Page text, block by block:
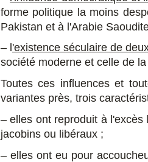
forme politique la moins
Pakistan et à l'Arabie
– l 'existence séculaire de
société moderne et celle de
Toutes ces influences et
variantes près, trois
– elles ont reproduit à
jacobins ou libéraux ;
– elles ont eu pour